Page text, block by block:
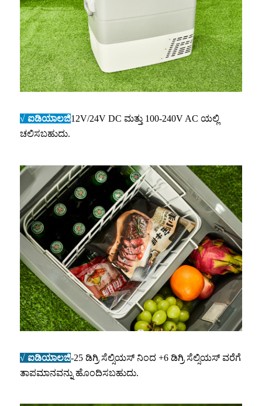
√ ಐಡಿಯಾಲಜಿ12V/24V DC ಮತ್ತು 100-240V AC ಯಲ್ಲಿ
ಚಲಿಸಬಹುದು.
√ ಐಡಿಯಾಲಜಿ-25 ಡಿಗ್ರಿ ಸೆಲ್ಸಿಯಸ್ ನಿಂದ +6 ಡಿಗ್ರಿ ಸೆಲ್ಸಿಯಸ್ ವರೆಗೆ
ತಾಪಮಾನವನ್ನು ಹೊಂದಿಸಬಹುದು.